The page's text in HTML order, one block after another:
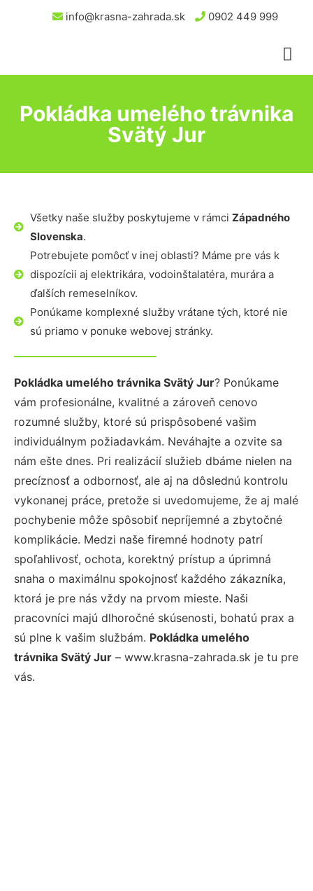
info@krasna-zahrada.sk 0902 449 999
Pokládka umelého trávnika
Svätý Jur
Všetky naše služby poskytujeme v rámci Západného
Slovenska.
Potrebujete pomôcť v inej oblasti? Máme pre vás k
dispozícii aj elektrikára, vodoinštalatéra, murára a
ďalších remeselníkov.
Ponúkame komplexné služby vrátane tých, ktoré nie
sú priamo v ponuke webovej stránky.
Pokládka umelého trávnika Svätý Jur? Ponúkame
vám profesionálne, kvalitné a zároveň cenovo
rozumné služby, ktoré sú prispôsobené vašim
individuálnym požiadavkám. Neváhajte a ozvite sa
nám ešte dnes. Pri realizácií služieb dbáme nielen na
precíznosť a odbornosť, ale aj na dôslednú kontrolu
vykonanej práce, pretože si uvedomujeme, že aj malé
pochybenie môže spôsobiť nepríjemné a zbytočné
komplikácie. Medzi naše firemné hodnoty patrí
spoľahlivosť, ochota, korektný prístup a úprimná
snaha o maximálnu spokojnosť každého zákazníka,
ktorá je pre nás vždy na prvom mieste. Naši
pracovníci majú dlhoročné skúsenosti, bohatú prax a
sú plne k vašim službám. Pokládka umelého
trávnika Svätý Jur – www.krasna-zahrada.sk je tu pre
vás.